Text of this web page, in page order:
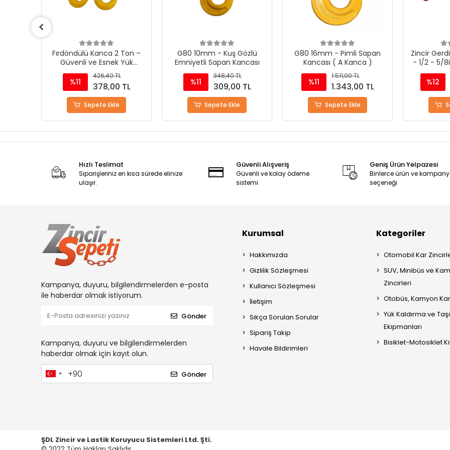
G80 10mm - Kuş Gözlü
Emniyetli Sapan Kancası
%11
348,40 TL
309,00 TL
Sepete Ekle
G80 16mm - Pimli Sapan
Kancası ( A Kanca )
%11
1.511,90 TL
1.343,00 TL
Sepete Ekle
Zincir Gerdirme Kollu Model
- 1/2 - 5/8inch - 13-16mm
%12
5.715,41 TL
5.055,94 TL
Sepete Ekle
Zincir
- 3/8 - 1/
%12
Hızlı Teslimat
Siparişleriniz en kısa sürede elinize
ulaşır.
Güvenli Alışveriş
Güvenli ve kolay ödeme
sistemi
Geniş Ürün Yelpazesi
Binlerce ürün ve
seçeneği
Kampanya, duyuru, bilgilendirmelerden e-posta
ile haberdar olmak istiyorum.
Gönder
Kampanya, duyuru ve bilgilendirmelerden
haberdar olmak için kayıt olun.
Gönder
Kurumsal
Hakkımızda
Gizlilik Sözleşmesi
Kullanıcı Sözleşmesi
İletişim
Sıkça Sorulan Sorular
Sipariş Takip
Havale Bildirimleri
Kategoriler
Otomobil Kar
SUV, Minibüs ve
Zincirleri
Otobüs, Kamyon
Yük Kaldırma ve
Ekipmanları
Bisiklet-Motosiklet
ŞDL Zincir ve Lastik Koruyucu Sistemleri Ltd. Şti.